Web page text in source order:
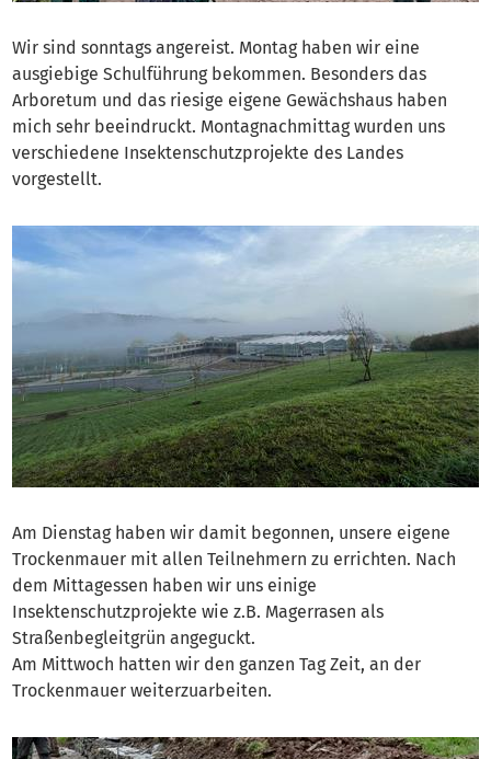
Wir sind sonntags angereist. Montag haben wir eine
ausgiebige Schulführung bekommen. Besonders das
Arboretum und das riesige eigene Gewächshaus haben
mich sehr beeindruckt. Montagnachmittag wurden uns
verschiedene Insektenschutzprojekte des Landes
vorgestellt.
Am Dienstag haben wir damit begonnen, unsere eigene
Trockenmauer mit allen Teilnehmern zu errichten. Nach
dem Mittagessen haben wir uns einige
Insektenschutzprojekte wie z.B. Magerrasen als
Straßenbegleitgrün angeguckt.
Am Mittwoch hatten wir den ganzen Tag Zeit, an der
Trockenmauer weiterzuarbeiten.